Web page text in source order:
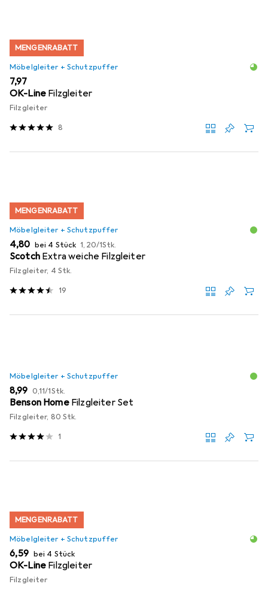
MENGENRABATT
Möbelgleiter + Schutzpuffer
EUR
7,97
OK-Line Filzgleiter
Filzgleiter
8
MENGENRABATT
Möbelgleiter + Schutzpuffer
EUR
4,80 bei 4 Stück EUR
1,20/1Stk.
Scotch Extra weiche Filzgleiter
Filzgleiter, 4 Stk.
19
Möbelgleiter + Schutzpuffer
EUR
8,99 EUR
0,11/1Stk.
Benson Home Filzgleiter Set
Filzgleiter, 80 Stk.
1
MENGENRABATT
Möbelgleiter + Schutzpuffer
EUR
6,59 bei 4 Stück
OK-Line Filzgleiter
Filzgleiter